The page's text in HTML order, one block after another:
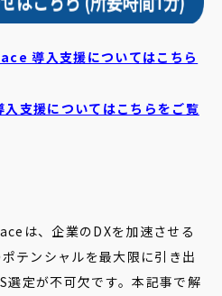
導入支援についてはこちら
入支援についてはこちらをご覧
は、企業のDXを加速させる
テンシャルを最大限に引き出
選定が不可欠です。本記事で解